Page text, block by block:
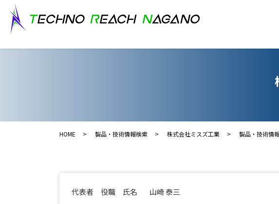
HOME 製品・技術情報検索 株式会社ミスズ工業 製品・技術情
代表者 役職 氏名
山崎 泰三